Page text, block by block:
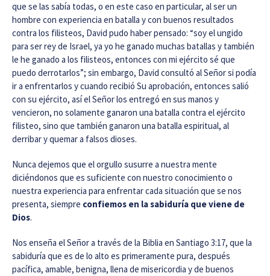
que se las sabía todas, o en este caso en particular, al ser un
hombre con experiencia en batalla y con buenos resultados
contra los filisteos, David pudo haber pensado: “soy el ungido
para ser rey de Israel, ya yo he ganado muchas batallas y también
le he ganado a los filisteos, entonces con mi ejército sé que
puedo derrotarlos”; sin embargo, David consultó al Señor si podía
ir a enfrentarlos y cuando recibió Su aprobación, entonces salió
con su ejército, así el Señor los entregó en sus manos y
vencieron, no solamente ganaron una batalla contra el ejército
filisteo, sino que también ganaron una batalla espiritual, al
derribar y quemar a falsos dioses.
Nunca dejemos que el orgullo susurre a nuestra mente
diciéndonos que es suficiente con nuestro conocimiento o
nuestra experiencia para enfrentar cada situación que se nos
presenta, siempre confiemos en la sabiduría que viene de
Dios.
Nos enseña el Señor a través de la Biblia en Santiago 3:17, que la
sabiduría que es de lo alto es primeramente pura, después
pacífica, amable, benigna, llena de misericordia y de buenos